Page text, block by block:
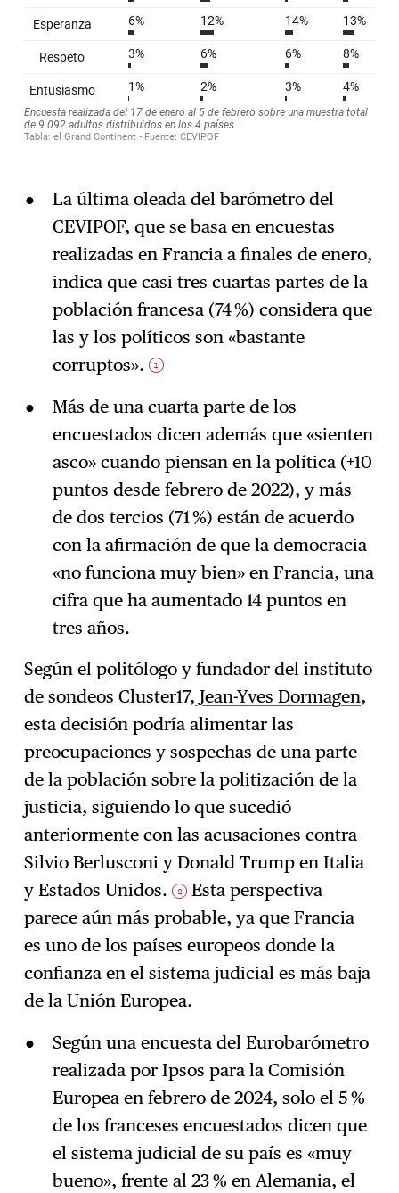
La última oleada del barómetro del
CEVIPOF, que se basa en encuestas
realizadas en Francia a finales de enero,
indica que casi tres cuartas partes de la
población francesa (74 %) considera que
las y los políticos son «bastante
corruptos».
1
Más de una cuarta parte de los
encuestados dicen además que «sienten
asco» cuando piensan en la política (+10
puntos desde febrero de 2022), y más
de dos tercios (71 %) están de acuerdo
con la afirmación de que la democracia
«no funciona muy bien» en Francia, una
cifra que ha aumentado 14 puntos en
tres años.
Según el politólogo y fundador del instituto
de sondeos Cluster17, Jean-Yves Dormagen,
esta decisión podría alimentar las
preocupaciones y sospechas de una parte
de la población sobre la politización de la
justicia, siguiendo lo que sucedió
anteriormente con las acusaciones contra
Silvio Berlusconi y Donald Trump en Italia
y Estados Unidos. 2
Esta perspectiva
parece aún más probable, ya que Francia
es uno de los países europeos donde la
confianza en el sistema judicial es más baja
de la Unión Europea.
Según una encuesta del Eurobarómetro
realizada por Ipsos para la Comisión
Europea en febrero de 2024, solo el 5 %
de los franceses encuestados dicen que
el sistema judicial de su país es «muy
bueno», frente al 23 % en Alemania, el